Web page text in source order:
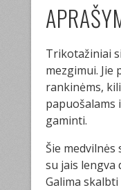
Trikotažiniai
mezgimui. Jie
rankinėms,
papuošalams
gaminti.
Šie
su jais lengva
Galima